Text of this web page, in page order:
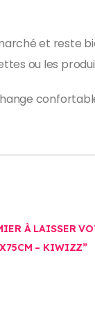
et reste
ou les
À LAISSER
– KIWIZZ”